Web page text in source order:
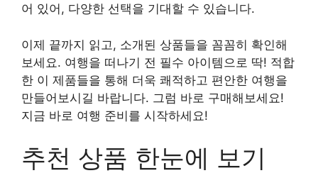
어 있어, 다양한 선택을 기대할 수 있습니다.
이제 끝까지 읽고, 소개된 상품들을 꼼꼼히 확인해
보세요. 여행을 떠나기 전 필수 아이템으로 딱! 적합
한 이 제품들을 통해 더욱 쾌적하고 편안한 여행을
만들어보시길 바랍니다. 그럼 바로 구매해보세요!
지금 바로 여행 준비를 시작하세요!
추천 상품 한눈에 보기